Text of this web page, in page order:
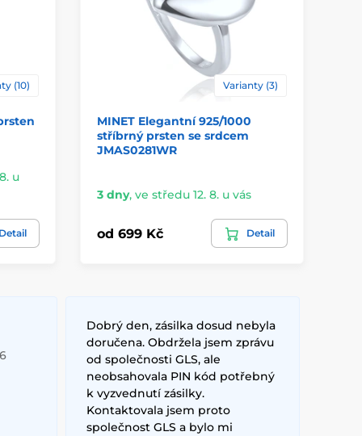
(10)
u
Detail
Varianty (3)
MINET Elegantní 925/1000
stříbrný prsten se srdcem
JMAS0281WR
3 dny, ve středu 12. 8. u vás
od 699 Kč Detail
Dobrý den, zásilka dosud nebyla
doručena. Obdržela jsem zprávu
od společnosti GLS, ale
neobsahovala PIN kód potřebný
k vyzvednutí zásilky.
Kontaktovala jsem proto
společnost GLS a bylo mi